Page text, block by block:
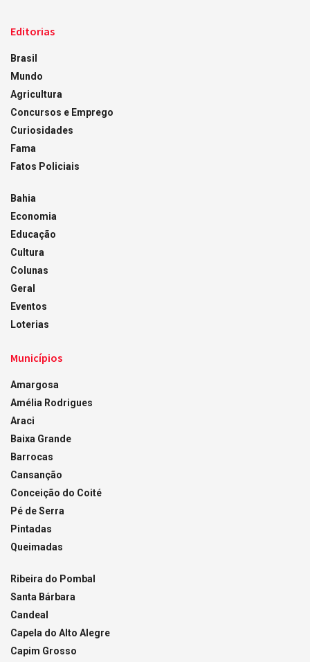
Editorias
Brasil
Mundo
Agricultura
Concursos e Emprego
Curiosidades
Fama
Fatos Policiais
Bahia
Economia
Educação
Cultura
Colunas
Geral
Eventos
Loterias
Municípios
Amargosa
Amélia Rodrigues
Araci
Baixa Grande
Barrocas
Cansanção
Conceição do Coité
Pé de Serra
Pintadas
Queimadas
Ribeira do Pombal
Santa Bárbara
Candeal
Capela do Alto Alegre
Capim Grosso